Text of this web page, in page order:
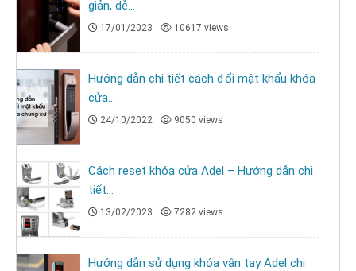
giản, dễ...
17/01/2023 10617 views
Hướng dẫn chi tiết cách đổi mật khẩu khóa
cửa...
24/10/2022 9050 views
Cách reset khóa cửa Adel – Hướng dẫn chi
tiết...
13/02/2023 7282 views
Hướng dẫn sử dụng khóa vân tay Adel chi